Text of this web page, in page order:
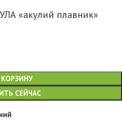
«акулий плавник»
КОРЗИНУ
СЕЙЧАС